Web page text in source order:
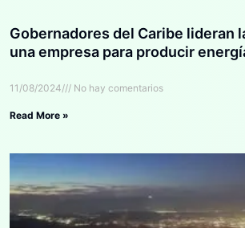
Gobernadores del Caribe lideran
una empresa para producir
11/08/2024 No hay comentarios
Read More »